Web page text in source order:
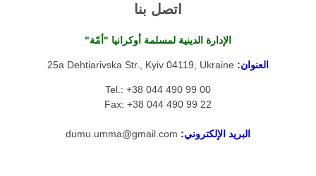
اتصل بنا
الإدارة الدينية لمسلمة أوكرانيا "أمّة"
العنوان: 25a Dehtiarivska Str., Kyiv 04119, Ukraine
Tel.: +38 044 490 99 00
Fax: +38 044 490 99 22
البريد الإلكتروني: dumu.umma@gmail.com